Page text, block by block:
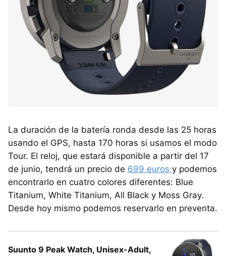
La duración de la batería ronda desde las 25 horas
usando el GPS, hasta 170 horas si usamos el modo
Tour. El reloj, que estará disponible a partir del 17
de junio, tendrá un precio de 699 euros y podemos
encontrarlo en cuatro colores diferentes: Blue
Titanium, White Titanium, All Black y Moss Gray.
Desde hoy mismo podemos reservarlo en preventa.
Suunto 9 Peak Watch, Unisex-Adult,